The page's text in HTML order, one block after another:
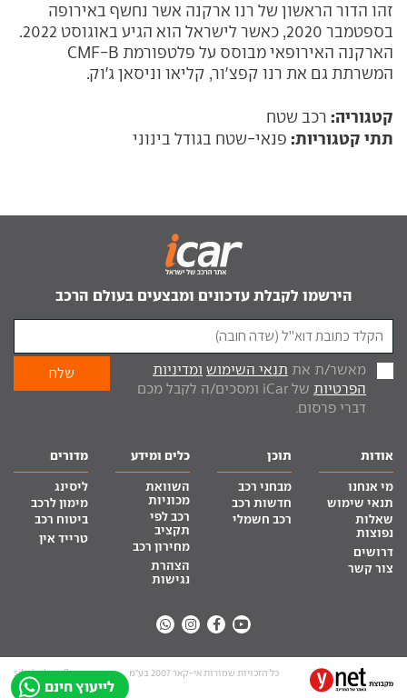
זהו הדור הראשון של רנו ארקנה אשר נחשף באירופה
בספטמבר 2020, כאשר לישראל הוא הגיע באוגוסט 2022.
הארקנה האירופאי מבוסס על פלטפורמת CMF-B
המשרתת גם את רנו קפצ'ור, קליאו וניסאן ג'וק.
קטגוריה: רכב שטח
תתי קטגוריות: פנאי-שטח בגודל בינוני
לייעוץ חינם
הירשמו לקבלת עדכונים ומבצעים בעולם הרכב
מאשר/ת את תנאי השימוש ומדיניות
הפרטיות
של iCar ומסכים/ה לקבל מכם
דברי פרסום.
אודות
מי אנחנו
תנאי שימוש
שאלות
נפוצות
דרושים
צור קשר
תוכן
מבחני רכב
חדשות רכב
רכב חשמלי
כלים ומידע
השוואת
מכוניות
רכב לפי
תקציב
מחירון רכב
הצהרת
נגישות
מדורים
ליסינג
מימון לרכב
ביטוח רכב
טרייד אין
כל הזכויות שמורות אי-קאר 2007 בע”מ site by tq.soft